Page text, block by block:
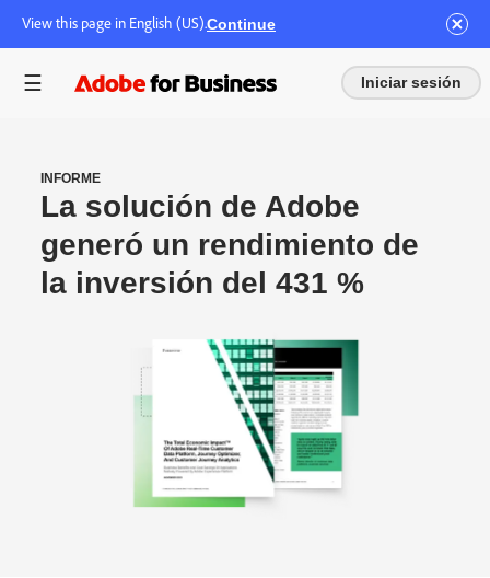
View this page in English (US).Continue
Iniciar sesión
INFORME
La solución de Adobe
generó un rendimiento de
la inversión del 431 %